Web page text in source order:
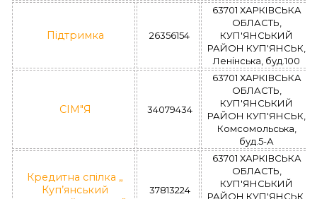
Підтримка 26356154
63701 ХАРКІВСЬКА
ОБЛАСТЬ,
КУП'ЯНСЬКИЙ
РАЙОН КУП'ЯНСЬК,
Ленінська, буд.100
СІМ"Я 34079434
63701 ХАРКІВСЬКА
ОБЛАСТЬ,
КУП'ЯНСЬКИЙ
РАЙОН КУП'ЯНСЬК,
Комсомольська,
буд.5-А
Кредитна спілка „
Куп’янський
37813224
63701 ХАРКІВСЬКА
ОБЛАСТЬ,
КУП'ЯНСЬКИЙ
РАЙОН КУП'ЯНСЬК,